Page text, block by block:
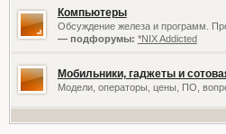
Компьютеры
Обсуждение железа и программ.
— подфорумы: *NIX Addicted
Мобильники, гаджеты и
Модели, операторы, цены, ПО,